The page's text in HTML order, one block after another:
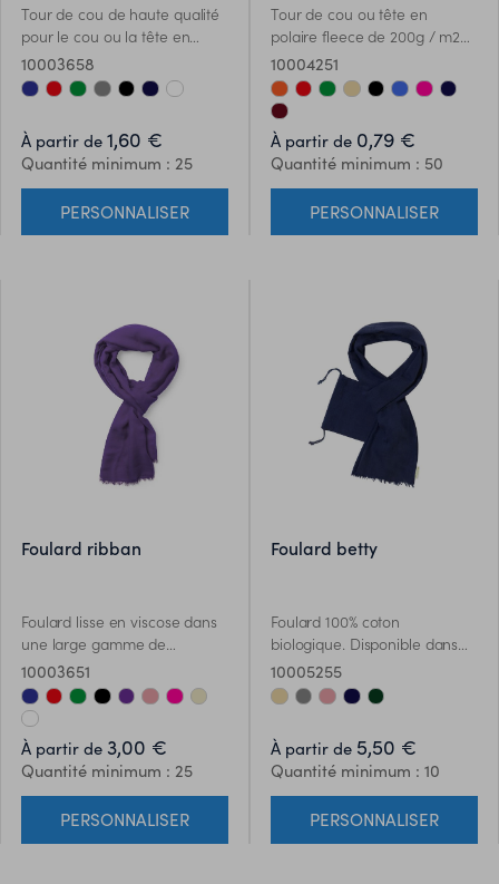
Tour de cou de haute qualité
pour le cou ou la tête en
combinaison de polyester /
élasthanne et de molleton de
280 g / m2. Couleur blanche
reste de la gamme de
couleurs idéale pour une
impression facile. Avec
accessoires en noir et
fermeture à lacet avec
10003658
À partir de 1,60 €
Quantité minimum : 25
PERSONNALISER
Tour de cou ou tête en
polaire fleece de 200g / m2
avec traitement anti-
boulochage. Dans une
gamme variée de couleurs
vives et avec fermeture à
cordon avec accessoire de
réglage.
10004251
À partir de 0,79 €
Quantité minimum : 50
PERSONNALISER
foulard ribban
Foulard lisse en viscose dans
une large gamme de
couleurs et de largeurs
spéciales.
10003651
À partir de 3,00 €
Quantité minimum : 25
PERSONNALISER
foulard betty
Foulard 100% coton
biologique. Disponible dans
une large gamme de
couleurs, avec une housse en
coton biologique et une
fermeture à cordon assortie.
Avec une étiquette distinctive
en coton biologique.
10005255
À partir de 5,50 €
Quantité minimum : 10
PERSONNALISER